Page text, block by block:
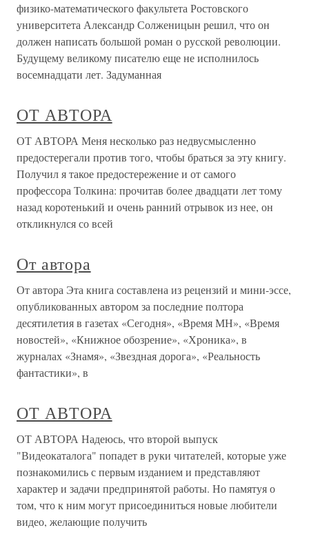
физико-математического факультета Ростовского
университета Александр Солженицын решил, что он
должен написать большой роман о русской революции.
Будущему великому писателю еще не исполнилось
восемнадцати лет. Задуманная
ОТ АВТОРА
ОТ АВТОРА Меня несколько раз недвусмысленно
предостерегали против того, чтобы браться за эту книгу.
Получил я такое предостережение и от самого
профессора Толкина: прочитав более двадцати лет тому
назад коротенький и очень ранний отрывок из нее, он
откликнулся со всей
От автора
От автора Эта книга составлена из рецензий и мини-эссе,
опубликованных автором за последние полтора
десятилетия в газетах «Сегодня», «Время МН», «Время
новостей», «Книжное обозрение», «Хроника», в
журналах «Знамя», «Звездная дорога», «Реальность
фантастики», в
ОТ АВТОРА
ОТ АВТОРА Надеюсь, что второй выпуск
"Видеокаталога" попадет в руки читателей, которые уже
познакомились с первым изданием и представляют
характер и задачи предпринятой работы. Но памятуя о
том, что к ним могут присоединиться новые любители
видео, желающие получить